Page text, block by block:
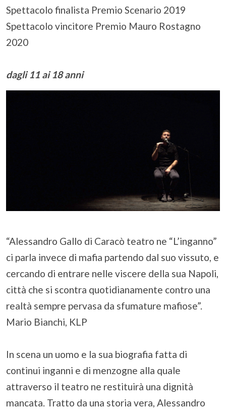
Spettacolo finalista Premio Scenario 2019
Spettacolo vincitore Premio Mauro Rostagno
2020
dagli 11 ai 18 anni
“Alessandro Gallo di Caracò teatro ne “L’inganno”
ci parla invece di mafia partendo dal suo vissuto, e
cercando di entrare nelle viscere della sua Napoli,
città che si scontra quotidianamente contro una
realtà sempre pervasa da sfumature mafiose”.
Mario Bianchi, KLP
In scena un uomo e la sua biografia fatta di
continui inganni e di menzogne alla quale
attraverso il teatro ne restituirà una dignità
mancata. Tratto da una storia vera, Alessandro